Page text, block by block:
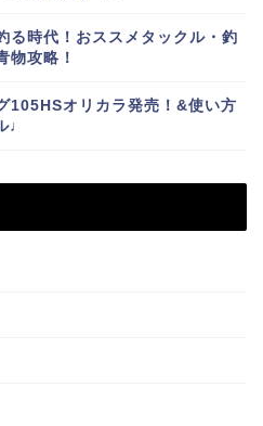
る時代！おススメタックル・釣
物攻略！
オリカラ発売！&使い方
♩